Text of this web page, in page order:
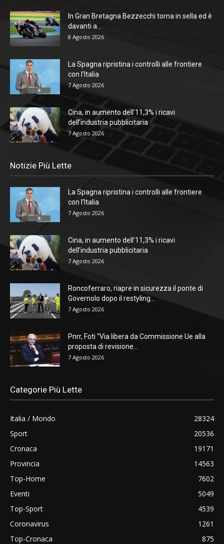
In Gran Bretagna Bezzecchi torna in sella ed è
davanti a...
8 Agosto 2026
La Spagna ripristina i controlli alle frontiere
con l’Italia
7 Agosto 2026
Cina, in aumento dell’11,3% i ricavi
dell’industria pubblicitaria
7 Agosto 2026
Notizie Più Lette
La Spagna ripristina i controlli alle frontiere
con l’Italia
7 Agosto 2026
Cina, in aumento dell’11,3% i ricavi
dell’industria pubblicitaria
7 Agosto 2026
Roncoferraro, riapre in sicurezza il ponte di
Governolo dopo il restyling...
7 Agosto 2026
Pnrr, Foti “Via libera da Commissione Ue alla
proposta di revisione...
7 Agosto 2026
Categorie Più Lette
Italia / Mondo
28324
Sport
20536
Cronaca
19171
Provincia
14563
Top-Home
7602
Eventi
5049
Top-Sport
4539
Coronavirus
1261
Top-Cronaca
875